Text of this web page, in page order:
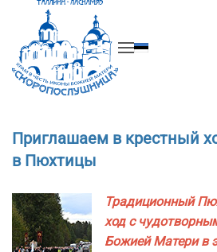
Перейти к содержимому
Приглашаем в крестный
в Пюхтицы
Традиционный
ход с
Божией Матери в